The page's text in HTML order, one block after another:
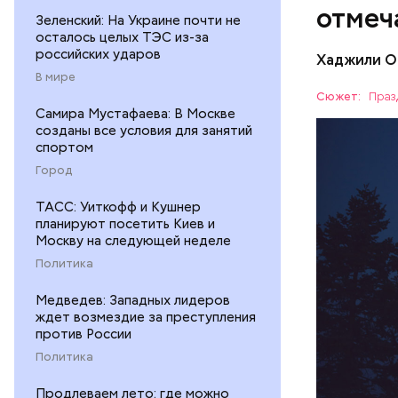
Зеленский: На Украине почти не
осталось целых ТЭС из-за
российских ударов
В мире
Самира Мустафаева: В Москве
созданы все условия для занятий
спортом
Город
ТАСС: Уиткофф и Кушнер
планируют посетить Киев и
Москву на следующей неделе
Политика
Медведев: Западных лидеров
ждет возмездие за преступления
против России
Политика
Продлеваем лето: где можно
Хаджили
Сюжет:
День
любители
ЕДА
чеснок;
соль.